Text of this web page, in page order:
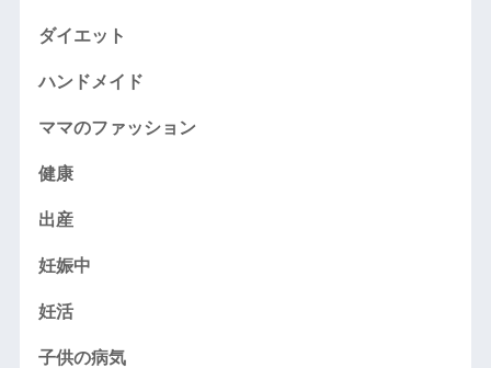
ダイエット
ハンドメイド
ママのファッション
健康
出産
妊娠中
妊活
子供の病気